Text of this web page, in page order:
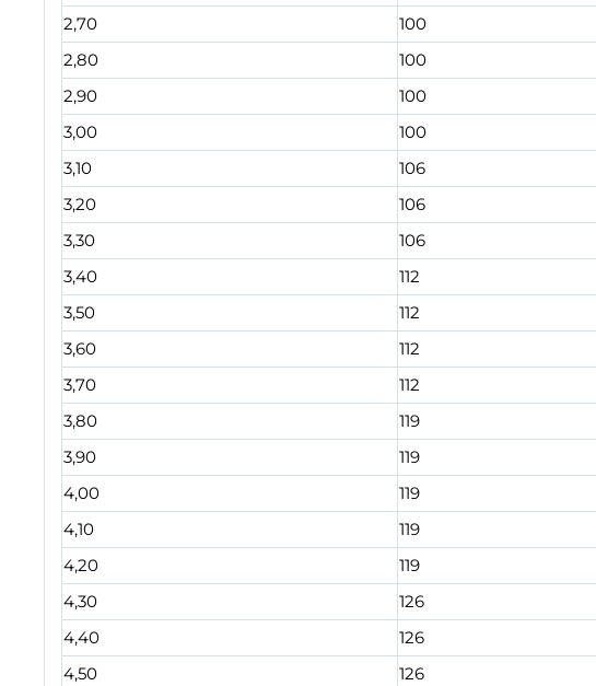
2,70
100
2,80
100
2,90
100
3,00
100
3,10
106
3,20
106
3,30
106
3,40
112
3,50
112
3,60
112
3,70
112
3,80
119
3,90
119
4,00
119
4,10
119
4,20
119
4,30
126
4,40
126
4,50
126